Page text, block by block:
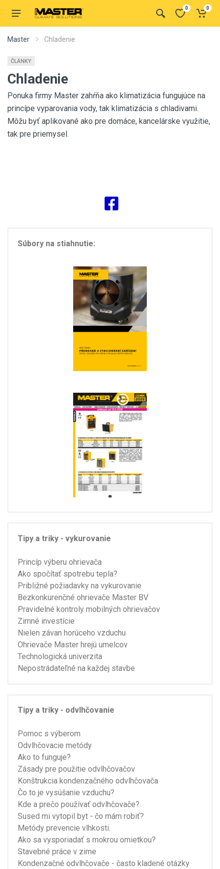
0 0
Master Chladenie
ČLÁNKY
Chladenie
Ponuka firmy Master zahŕňa ako klimatizácia fungujúce na
princípe vyparovania vody, tak klimatizácia s chladivami.
Môžu byť aplikované ako pre domáce, kancelárske využitie,
tak pre priemysel.
Súbory na stiahnutie:
Tipy a triky - vykurovanie
Princíp výberu ohrievača
Ako spočítať spotrebu tepla?
Približné požiadavky na vykurovanie
Bezkonkurenčné ohrievače Master BV
Pravidelné kontroly mobilných ohrievačov
Zimné investície
Nielen závan horúceho vzduchu
Ohrievače Master hrejú umelcov
Technologická univerzita
Nepostrádateľné na každej stavbe
Tipy a triky - odvlhčovanie
Pomoc s výberom
Odvlhčovacie metódy
Ako to funguje?
Zásady pre použitie odvlhčovačov
Konštrukcia kondenzačného odvlhčovača
Čo to je vysúšanie vzduchu?
Kde a prečo používať odvlhčovače?
Sused mi vytopil byt - čo mám robiť?
Metódy prevencie vlhkosti.
Ako sa vysporiadať s mokrou omietkou?
Stavebné práce v zime
Kondenzačné odvlhčovače - často kladené otázky